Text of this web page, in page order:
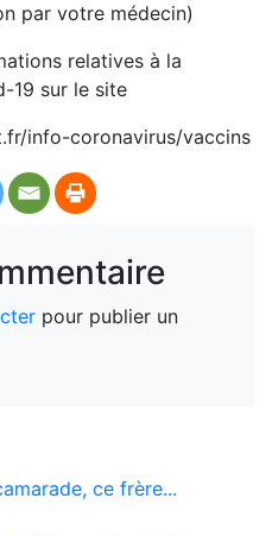
par votre médecin)
relatives à la
19 sur le site
info-coronavirus/vaccins
pour publier un
ce frère...